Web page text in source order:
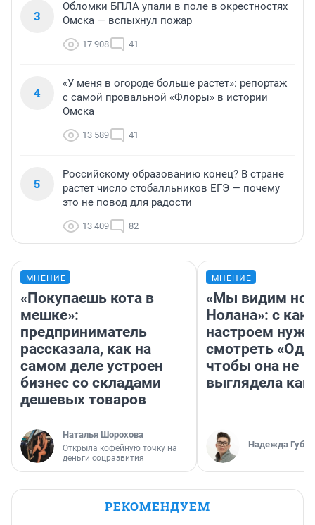
3
Обломки БПЛА упали в поле в окрестностях
Омска — вспыхнул пожар
17 908 41
4
«У меня в огороде больше растет»: репортаж
с самой провальной «Флоры» в истории
Омска
13 589 41
5
Российскому образованию конец? В стране
растет число стобалльников ЕГЭ — почему
это не повод для радости
13 409 82
МНЕНИЕ
«Покупаешь кота в
мешке»:
предприниматель
рассказала, как на
самом деле устроен
бизнес со складами
дешевых товаров
Наталья Шорохова
Открыла кофейную точку на
деньги соцразвития
МНЕНИЕ
«Мы видим
Нолана»: с
настроем
смотреть
чтобы она не
выглядела как
Надежда
РЕКОМЕНДУЕМ